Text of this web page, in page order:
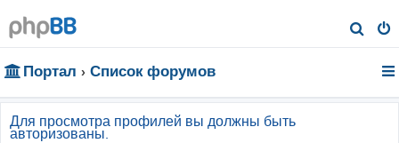
о
Портал Список форумов
Для просмотра профилей вы должны быть
авторизованы.